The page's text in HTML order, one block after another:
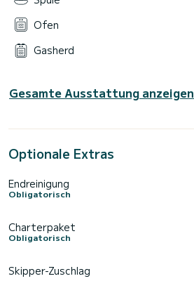
Ofen
Gasherd
Gesamte Ausstattung anzeigen
Optionale Extras
Endreinigung
Obligatorisch
Charterpaket
Obligatorisch
Skipper-Zuschlag